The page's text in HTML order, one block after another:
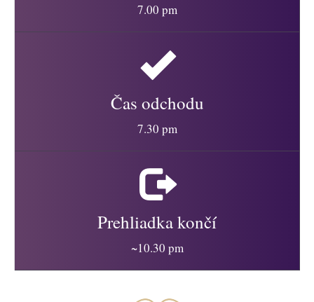
7.00 pm
Čas odchodu
7.30 pm
Prehliadka končí
~10.30 pm